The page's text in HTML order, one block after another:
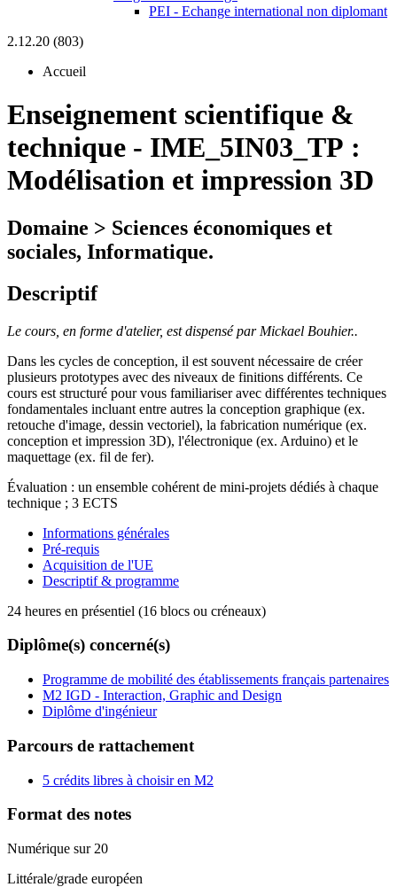
PEI - Echange international non diplomant
2.12.20 (803)
Accueil
Enseignement scientifique &
technique - IME_5IN03_TP :
Modélisation et impression 3D
Domaine > Sciences économiques et
sociales, Informatique.
Descriptif
Le cours, en forme d'atelier, est dispensé par Mickael Bouhier..
Dans les cycles de conception, il est souvent nécessaire de créer
plusieurs prototypes avec des niveaux de finitions différents. Ce
cours est structuré pour vous familiariser avec différentes techniques
fondamentales incluant entre autres la conception graphique (ex.
retouche d'image, dessin vectoriel), la fabrication numérique (ex.
conception et impression 3D), l'électronique (ex. Arduino) et le
maquettage (ex. fil de fer).
Évaluation : un ensemble cohérent de mini-projets dédiés à chaque
technique ; 3 ECTS
Informations générales
Pré-requis
Acquisition de l'UE
Descriptif & programme
24 heures en présentiel (16 blocs ou créneaux)
Diplôme(s) concerné(s)
Programme de mobilité des établissements français partenaires
M2 IGD - Interaction, Graphic and Design
Diplôme d'ingénieur
Parcours de rattachement
5 crédits libres à choisir en M2
Format des notes
Numérique sur 20
Littérale/grade européen